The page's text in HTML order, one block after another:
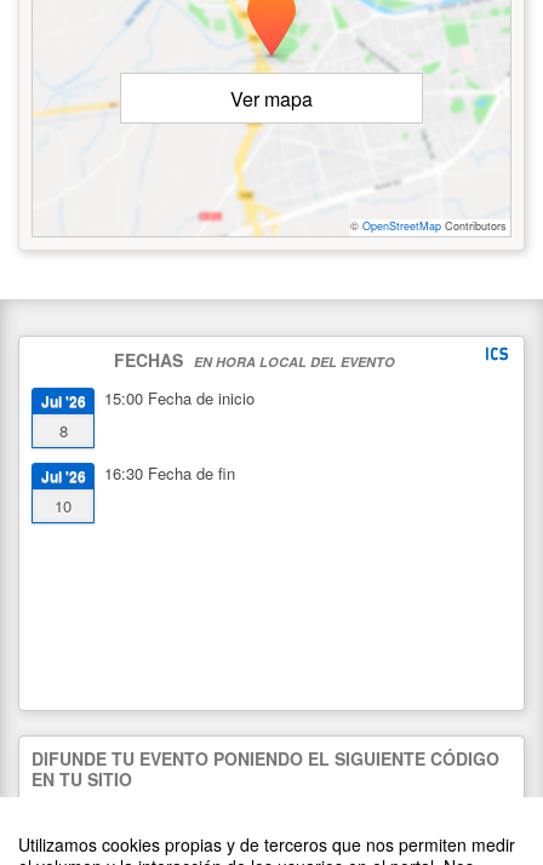
Utilizamos cookies propias y de terceros que nos permiten medir
Ver mapa
© OpenStreetMap Contributors
FECHAS EN HORA LOCAL DEL EVENTO
Jul '26
8
15:00 Fecha de inicio
Jul '26
10
16:30 Fecha de fin
DIFUNDE TU EVENTO PONIENDO EL SIGUIENTE CÓDIGO
EN TU SITIO